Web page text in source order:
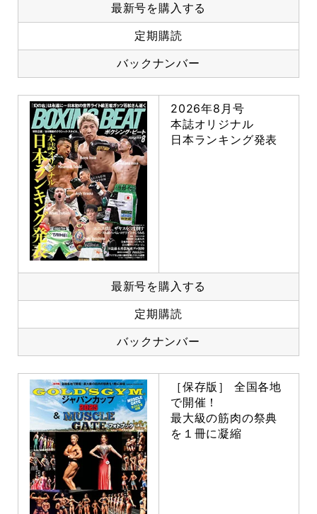
最新号を購入する
定期購読
バックナンバー
2026年8月号
本誌オリジナル
日本ランキング発表
最新号を購入する
定期購読
バックナンバー
［保存版］ 全国各地
で開催！
最大級の筋肉の祭典
を１冊に凝縮